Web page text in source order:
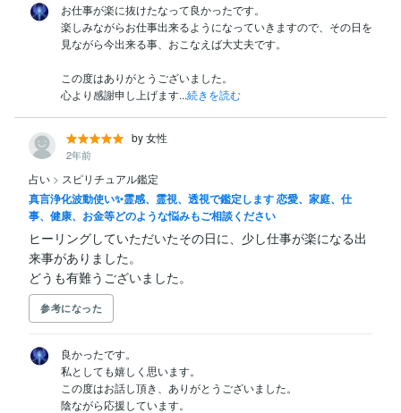
お仕事が楽に抜けたなって良かったです。
楽しみながらお仕事出来るようになっていきますので、その日を
見ながら今出来る事、おこなえば大丈夫です。
この度はありがとうございました。
心より感謝申し上げます...続きを読む
by 女性
2年前
占い > スピリチュアル鑑定
真言浄化波動使い✨霊感、霊視、透視で鑑定します 恋愛、家庭、仕
事、健康、お金等どのような悩みもご相談ください
ヒーリングしていただいたその日に、少し仕事が楽になる出
来事がありました。
どうも有難うございました。
参考になった
良かったです。
私としても嬉しく思います。
この度はお話し頂き、ありがとうございました。
陰ながら応援しています。